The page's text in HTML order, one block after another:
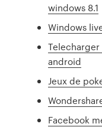
windows 8.1
Windows
android
Jeux de
Facebook